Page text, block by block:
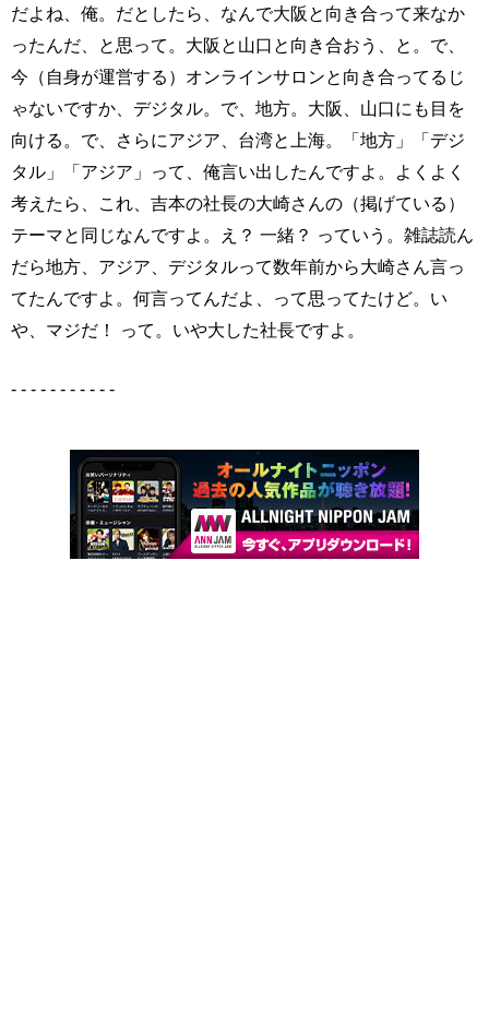
だよね、俺。だとしたら、なんで大阪と向き合って来なか
ったんだ、と思って。大阪と山口と向き合おう、と。で、
今（自身が運営する）オンラインサロンと向き合ってるじ
ゃないですか、デジタル。で、地方。大阪、山口にも目を
向ける。で、さらにアジア、台湾と上海。「地方」「デジ
タル」「アジア」って、俺言い出したんですよ。よくよく
考えたら、これ、吉本の社長の大崎さんの（掲げている）
テーマと同じなんですよ。え？ 一緒？ っていう。雑誌読ん
だら地方、アジア、デジタルって数年前から大崎さん言っ
てたんですよ。何言ってんだよ、って思ってたけど。い
や、マジだ！ って。いや大した社長ですよ。
- - - - - - - - - - -